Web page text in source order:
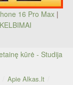
16 Pro Max|
kūrė - Studija
Apie Alkas.lt